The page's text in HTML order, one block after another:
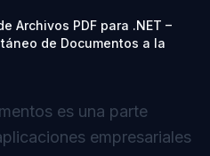
Archivos PDF para .NET –
de Documentos a la
es una parte
empresariales